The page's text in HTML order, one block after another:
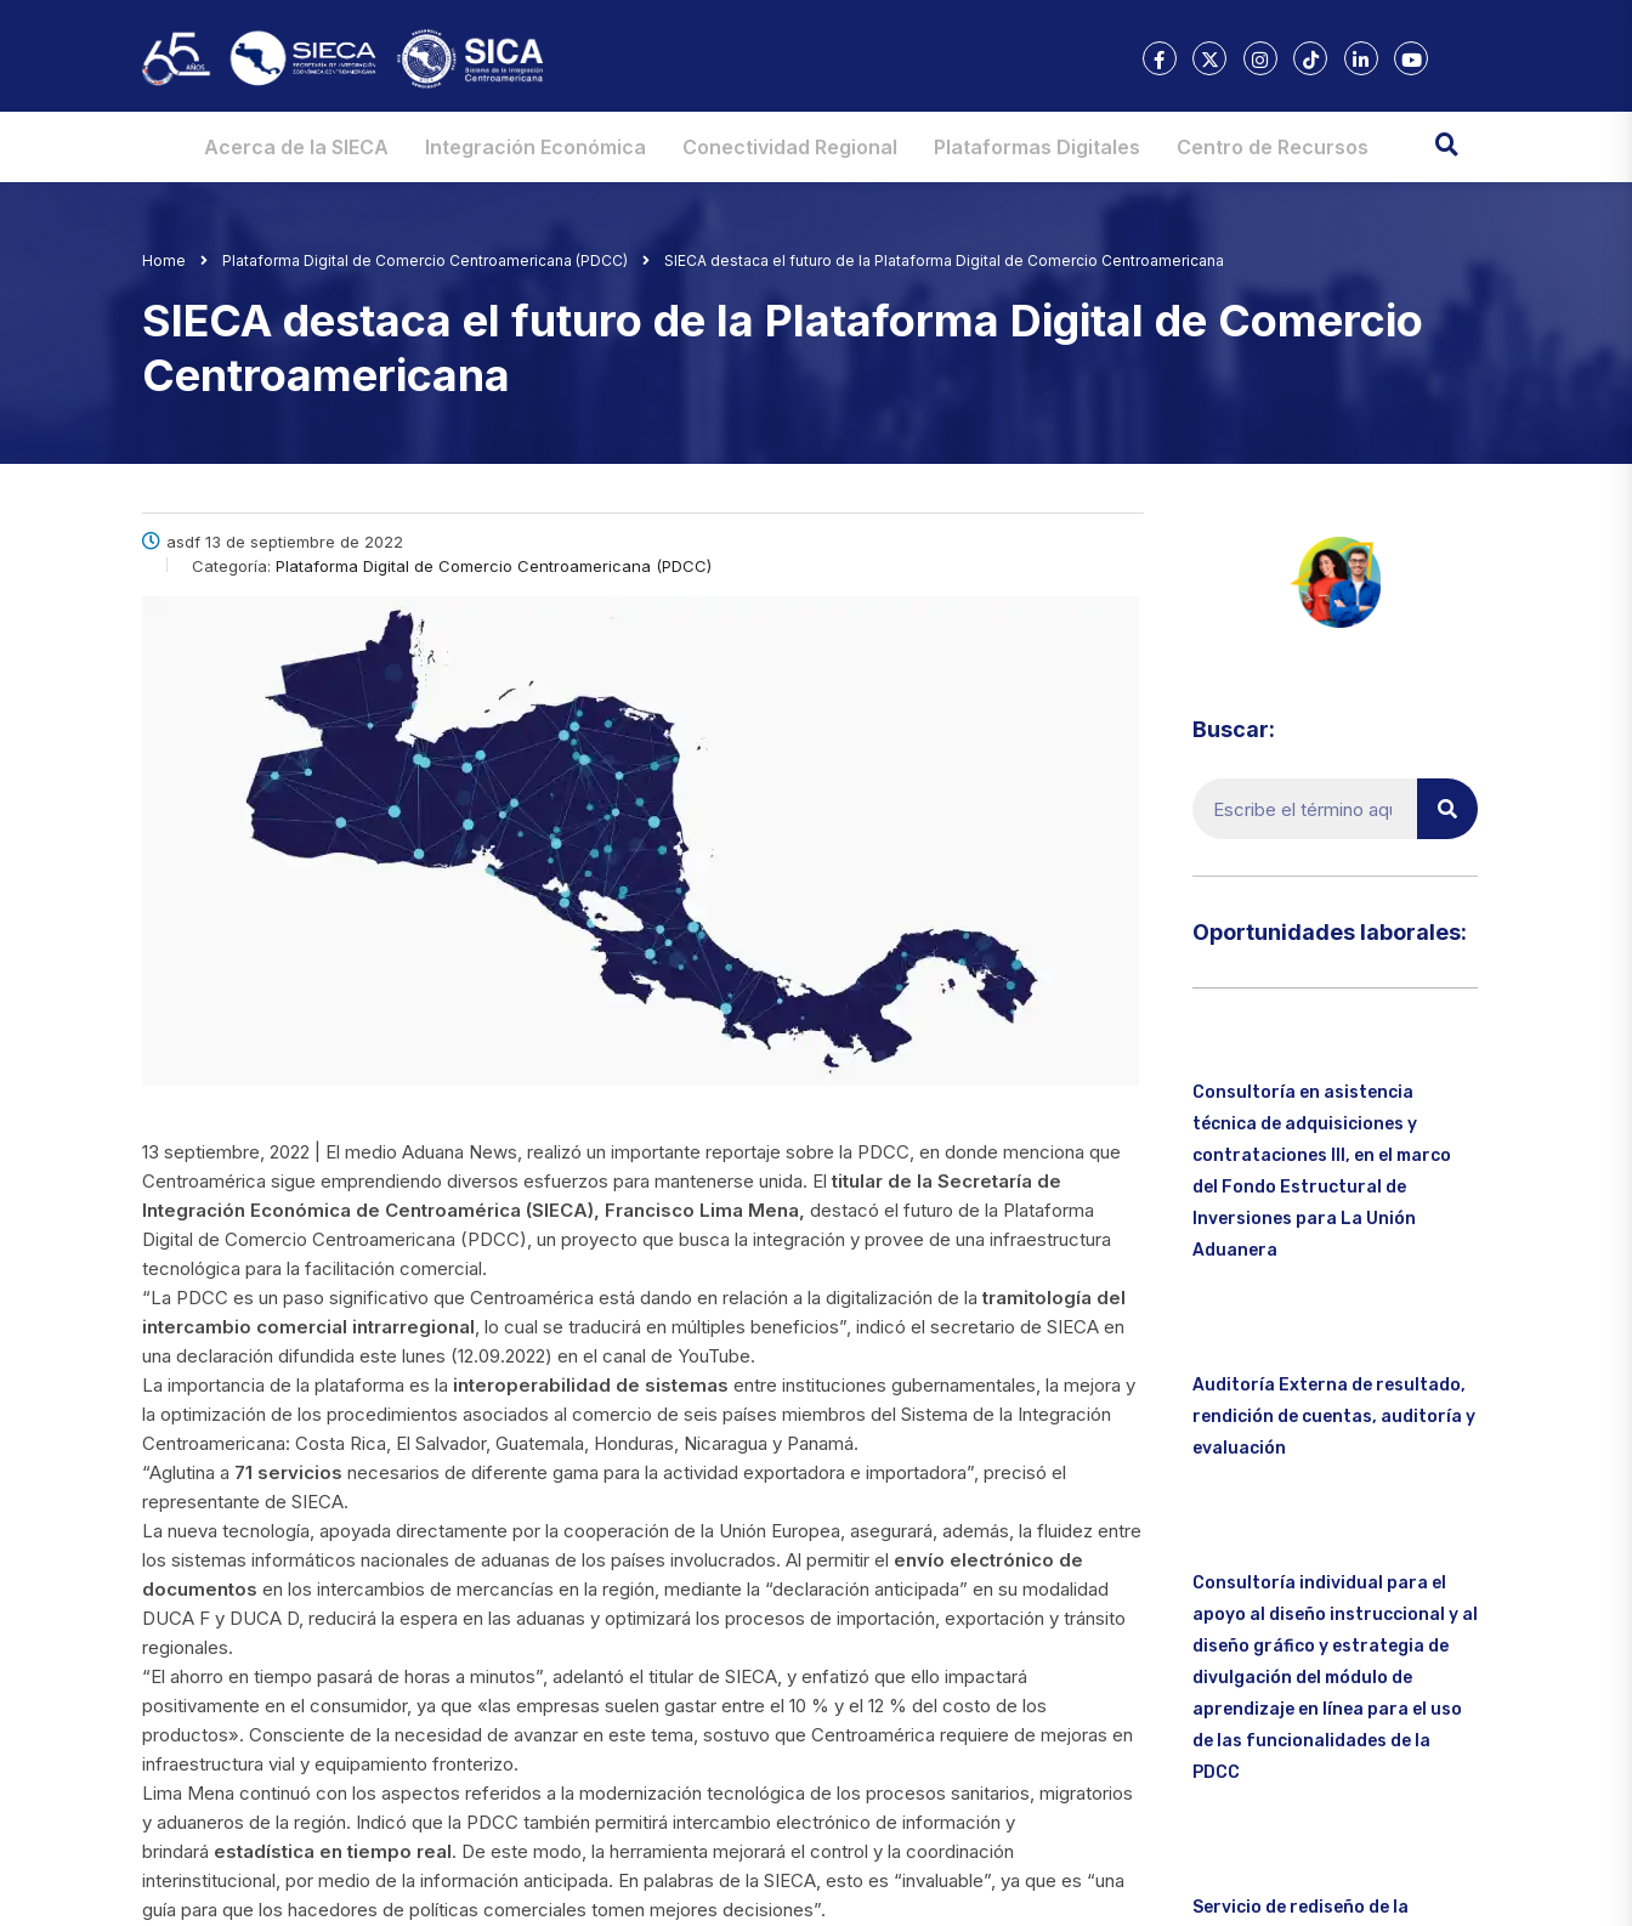
Acerca de la SIECA Integración Económica Conectividad Regional Plataformas Digitales Centro de Recursos
Home Plataforma Digital de Comercio Centroamericana (PDCC) SIECA destaca el futuro de la Plataforma Digital de Comercio Centroamericana
SIECA destaca el futuro de la Plataforma Digital de Comercio
Centroamericana
asdf 13 de septiembre de 2022
Categoría: Plataforma Digital de Comercio Centroamericana (PDCC)
13 septiembre, 2022 | El medio Aduana News, realizó un importante reportaje sobre la PDCC, en donde menciona que
Centroamérica sigue emprendiendo diversos esfuerzos para mantenerse unida. Eltitular de la Secretaría de
Integración Económica de Centroamérica (SIECA), Francisco Lima Mena, destacó el futuro de la Plataforma
Digital de Comercio Centroamericana (PDCC), un proyecto que busca la integración y provee de una infraestructura
tecnológica para la facilitación comercial.
“La PDCC es un paso significativo que Centroamérica está dando en relación a la digitalización de la tramitología del
intercambio comercial intrarregional, lo cual se traducirá en múltiples beneficios”, indicó el secretario de SIECA en
una declaración difundida este lunes (12.09.2022) en el canal de YouTube.
La importancia de la plataforma es la interoperabilidad de sistemas entre instituciones gubernamentales, la mejora y
la optimización de los procedimientos asociados al comercio de seis países miembros del Sistema de la Integración
Centroamericana: Costa Rica, El Salvador, Guatemala, Honduras, Nicaragua y Panamá.
“Aglutina a 71 servicios necesarios de diferente gama para la actividad exportadora e importadora”, precisó el
representante de SIECA.
La nueva tecnología, apoyada directamente por la cooperación de la Unión Europea, asegurará, además, la fluidez entre
los sistemas informáticos nacionales de aduanas de los países involucrados. Al permitir el envío electrónico de
documentos en los intercambios de mercancías en la región, mediante la “declaración anticipada” en su modalidad
DUCA F y DUCA D, reducirá la espera en las aduanas y optimizará los procesos de importación, exportación y tránsito
regionales.
“El ahorro en tiempo pasará de horas a minutos”, adelantó el titular de SIECA, y enfatizó que ello impactará
positivamente en el consumidor, ya que «las empresas suelen gastar entre el 10 % y el 12 % del costo de los
productos». Consciente de la necesidad de avanzar en este tema, sostuvo que Centroamérica requiere de mejoras en
infraestructura vial y equipamiento fronterizo.
Lima Mena continuó con los aspectos referidos a la modernización tecnológica de los procesos sanitarios, migratorios
y aduaneros de la región. Indicó que la PDCC también permitirá intercambio electrónico de información y
brindará estadística en tiempo real. De este modo, la herramienta mejorará el control y la coordinación
interinstitucional, por medio de la información anticipada. En palabras de la SIECA, esto es “invaluable”, ya que es “una
guía para que los hacedores de políticas comerciales tomen mejores decisiones”.
Buscar:
Oportunidades laborales:​
Consultoría en asistencia
técnica de adquisiciones y
contrataciones III, en el marco
del Fondo Estructural de
Inversiones para La Unión
Aduanera
Auditoría Externa de resultado,
rendición de cuentas, auditoría y
evaluación
Consultoría individual para el
apoyo al diseño instruccional y al
diseño gráfico y estrategia de
divulgación del módulo de
aprendizaje en línea para el uso
de las funcionalidades de la
PDCC
Servicio de rediseño de la